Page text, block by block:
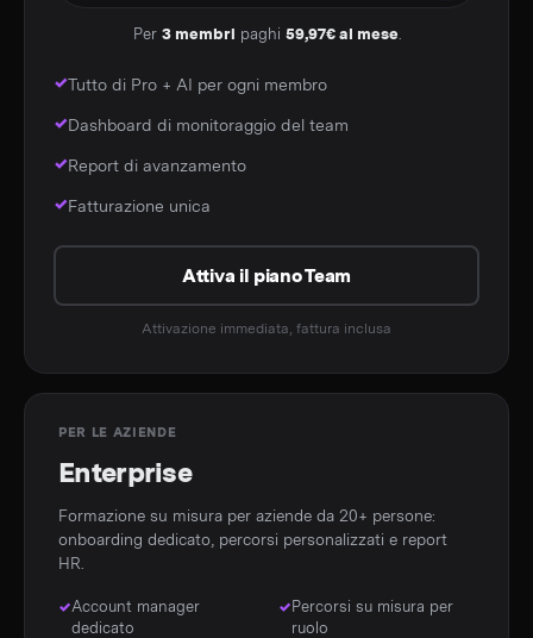
Per 3 membri paghi 59,97€ al mese.
Tutto di Pro + AI per ogni membro
Dashboard di monitoraggio del team
Report di avanzamento
Fatturazione unica
Attiva il piano Team
Attivazione immediata, fattura inclusa
PER LE AZIENDE
Enterprise
Formazione su misura per aziende da 20+ persone:
onboarding dedicato, percorsi personalizzati e report
HR.
Account manager
dedicato
Percorsi su misura per
ruolo